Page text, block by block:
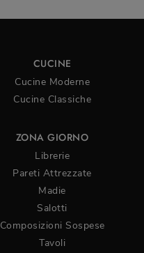
CUCINE
Cucine Moderne
Cucine Classiche
ZONA GIORNO
Librerie
Pareti Attrezzate
Madie
Salotti
Composizioni Sospese
Tavoli